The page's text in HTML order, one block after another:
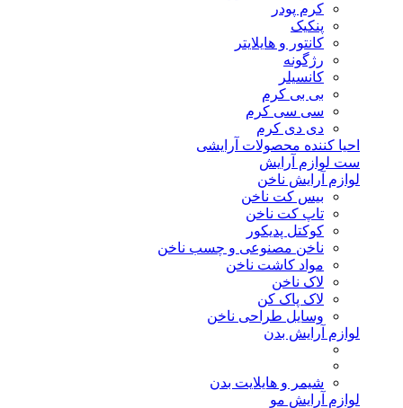
کرم پودر
پنکیک
کانتور و هایلایتر
رژگونه
کانسیلر
بی بی کرم
سی سی کرم
دی دی کرم
احیا کننده محصولات آرایشی
ست لوازم آرایش
لوازم آرایش ناخن
بیس کت ناخن
تاپ کت ناخن
کوکتل پدیکور
ناخن مصنوعی و چسب ناخن
مواد کاشت ناخن
لاک ناخن
لاک پاک کن
وسایل طراحی ناخن
لوازم آرایش بدن
شیمر و هایلایت بدن
لوازم آرایش مو